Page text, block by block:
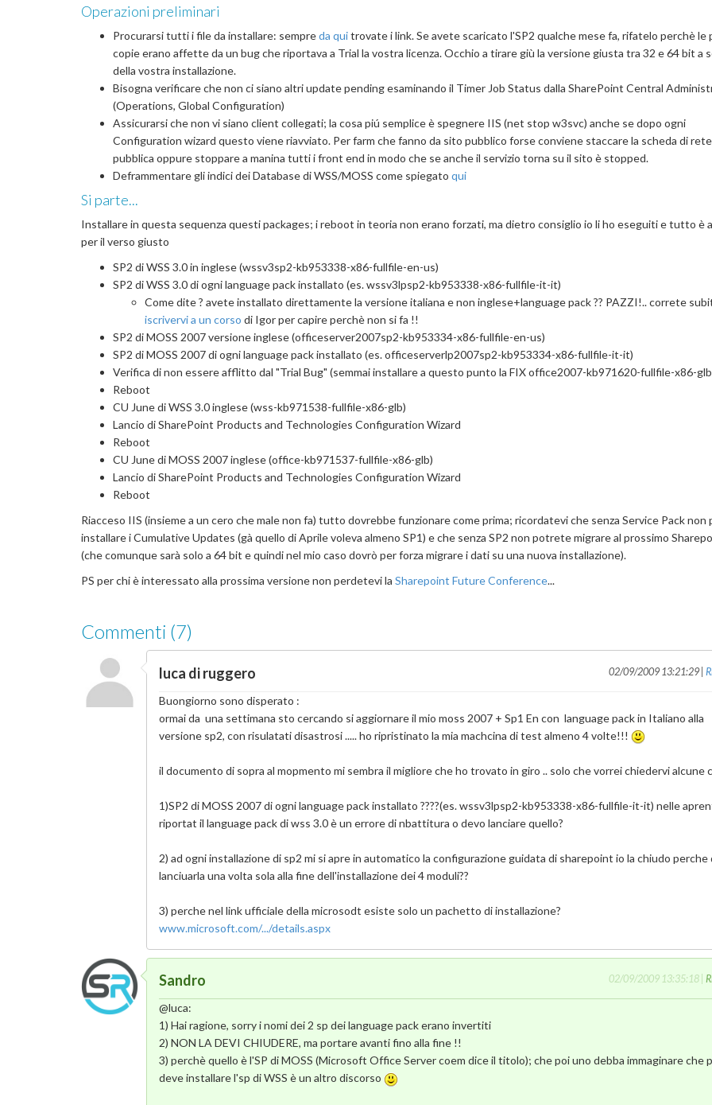
Operazioni preliminari
Procurarsi tutti i file da installare: sempreda quitrovate i link. Se avete scaricato l'SP2 qualche mese fa, rifatelo perchè le
copie erano affette da un bug che riportava a Trial la vostra licenza. Occhio a tirare giù la versione giusta tra 32 e 64 bit a
della vostra installazione.
Bisogna verificare che non ci siano altri update pending esaminando il Timer Job Status dalla SharePoint Central
(Operations, Global Configuration)
Assicurarsi che non vi siano client collegati; la cosa piú semplice è spegnere IIS (net stop w3svc) anche se dopo ogni
Configuration wizard questo viene riavviato. Per farm che fanno da sito pubblico forse conviene staccare la scheda di rete
pubblica oppure stoppare a manina tutti i front end in modo che se anche il servizio torna su il sito è stopped.
Deframmentare gli indici dei Database di WSS/MOSS come spiegato qui
Si parte...
Installare in questa sequenza questi packages; i reboot in teoria non erano forzati, ma dietro consiglio io li ho eseguiti e tutto è
per il verso giusto
SP2 di WSS 3.0 in inglese (wssv3sp2-kb953338-x86-fullfile-en-us)
SP2 di WSS 3.0 di ogni language pack installato (es. wssv3lpsp2-kb953338-x86-fullfile-it-it)
Come dite ? avete installato direttamente la versione italiana e non inglese+language pack ?? PAZZI!.. correte
iscrivervi a un corso di Igor per capire perchè non si fa !!
SP2 di MOSS 2007 versione inglese (officeserver2007sp2-kb953334-x86-fullfile-en-us)
SP2 di MOSS 2007 di ogni language pack installato (es. officeserverlp2007sp2-kb953334-x86-fullfile-it-it)
Verifica di non essere afflitto dal "Trial Bug" (semmai installare a questo punto la FIX office2007-kb971620-fullfile-x86-glb
Reboot
CU June di WSS 3.0 inglese (wss-kb971538-fullfile-x86-glb)
Lancio di SharePoint Products and Technologies Configuration Wizard
Reboot
CU June di MOSS 2007 inglese (office-kb971537-fullfile-x86-glb)
Lancio di SharePoint Products and Technologies Configuration Wizard
Reboot
Riacceso IIS (insieme a un cero che male non fa) tutto dovrebbe funzionare come prima; ricordatevi che senza Service Pack
installare i Cumulative Updates (gà quello di Aprile voleva almeno SP1) e che senza SP2 non potrete migrare al prossimo
(che comunque sarà solo a 64 bit e quindi nel mio caso dovrò per forza migrare i dati su una nuova installazione).
PS per chi è interessato alla prossima versione non perdetevi la Sharepoint Future Conference...
Commenti (7)
luca di ruggero 02/09/2009 13:21:29 |
Buongiorno sono disperato :
ormai da una settimana sto cercando si aggiornare il mio moss 2007 + Sp1 En con language pack in Italiano alla
versione sp2, con risulatati disastrosi ..... ho ripristinato la mia machcina di test almeno 4 volte!!!
il documento di sopra al mopmento mi sembra il migliore che ho trovato in giro .. solo che vorrei chiedervi alcune
1)SP2 di MOSS 2007 di ogni language pack installato ????(es. wssv3lpsp2-kb953338-x86-fullfile-it-it) nelle
riportat il language pack di wss 3.0 è un errore di nbattitura o devo lanciare quello?
2) ad ogni installazione di sp2 mi si apre in automatico la configurazione guidata di sharepoint io la chiudo perche
lanciuarla una volta sola alla fine dell'installazione dei 4 moduli??
3) perche nel link ufficiale della microsodt esiste solo un pachetto di installazione?
www.microsoft.com/.../details.aspx
Sandro 02/09/2009 13:35:18 |
@luca:
1) Hai ragione, sorry i nomi dei 2 sp dei language pack erano invertiti
2) NON LA DEVI CHIUDERE, ma portare avanti fino alla fine !!
3) perchè quello è l'SP di MOSS (Microsoft Office Server coem dice il titolo); che poi uno debba immaginare che
deve installare l'sp di WSS è un altro discorso